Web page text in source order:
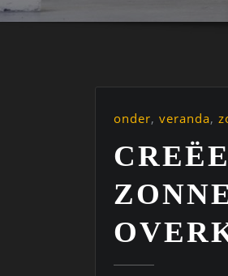
onder, veranda,